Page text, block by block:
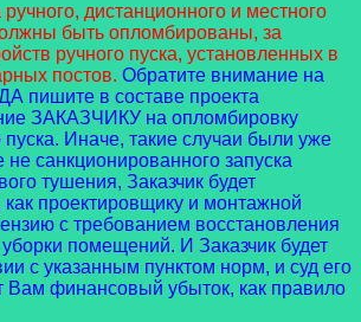
дистанционного и местного
быть опломбированы, за
ручного пуска, установленных в
постов. Обратите внимание на
пишите в составе проекта
ЗАКАЗЧИКУ на опломбировку
пуска. Иначе, такие случаи были уже
не санкционированного запуска
тушения, Заказчик будет
проектировщику и монтажной
с требованием восстановления
помещений. И Заказчик будет
с указанным пунктом норм, и суд его
Вам финансовый убыток, как правило